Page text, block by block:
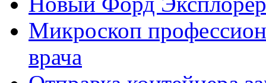
Микроскоп
врача